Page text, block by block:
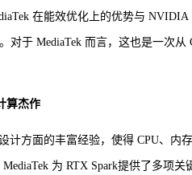
在能效优化上的优势与
于 MediaTek 而言，这也是一次
算杰作
计方面的丰富经验，使得 CPU、
为 RTX Spark提供了多项关